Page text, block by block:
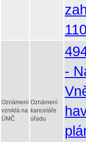
Oznámení
vzniklá na
ÚMČ
Oznámení
kanceláře
úřadu
-